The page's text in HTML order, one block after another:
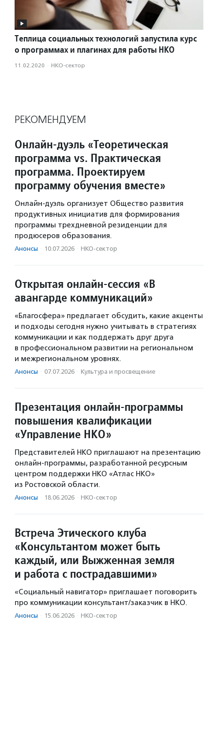
Теплица социальных технологий запустила курс
о программах и плагинах для работы НКО
11.02.2020 · НКО-сектор
РЕКОМЕНДУЕМ
Онлайн-дуэль «Теоретическая
программа vs. Практическая
программа. Проектируем
программу обучения вместе»
Онлайн-дуэль организует Общество развития
продуктивных инициатив для формирования
программы трехдневной резиденции для
продюсеров образования.
Анонсы · 10.07.2026 · НКО-сектор
Открытая онлайн-сессия «В
авангарде коммуникаций»
«Благосфера» предлагает обсудить, какие акценты
и подходы сегодня нужно учитывать в стратегиях
коммуникации и как поддержать друг друга
в профессиональном развитии на региональном
и межрегиональном уровнях.
Анонсы · 07.07.2026 · Культура и просвещение
Презентация онлайн-программы
повышения квалификации
«Управление НКО»
Представителей НКО приглашают на презентацию
онлайн-программы, разработанной ресурсным
центром поддержки НКО «Атлас НКО»
из Ростовской области.
Анонсы · 18.06.2026 · НКО-сектор
Встреча Этического клуба
«Консультантом может быть
каждый, или Выжженная земля
и работа с пострадавшими»
«Социальный навигатор» приглашает поговорить
про коммуникации консультант/заказчик в НКО.
Анонсы · 15.06.2026 · НКО-сектор